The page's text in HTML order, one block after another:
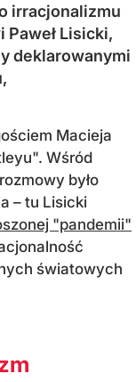
irracjonalizmu
Paweł Lisicki,
deklarowanymi
Macieja
Wśród
było
– tu Lisicki
"pandemii"
światowych